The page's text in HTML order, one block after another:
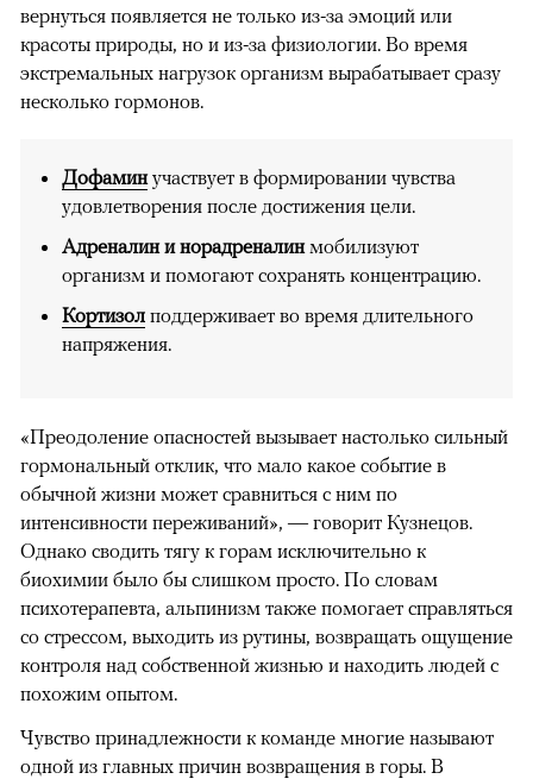
вернуться появляется не только из-за эмоций или
красоты природы, но и из-за физиологии. Во время
экстремальных нагрузок организм вырабатывает сразу
несколько гормонов.
Дофаминучаствует в формировании чувства
удовлетворения после достижения цели.
Адреналин и норадреналинмобилизуют
организм и помогают сохранять концентрацию.
Кортизол поддерживает во время длительного
напряжения.
«Преодоление опасностей вызывает настолько сильный
гормональный отклик, что мало какое событие в
обычной жизни может сравниться с ним по
интенсивности переживаний», — говорит Кузнецов.
Однако сводить тягу к горам исключительно к
биохимии было бы слишком просто. По словам
психотерапевта, альпинизм также помогает справляться
со стрессом, выходить из рутины, возвращать ощущение
контроля над собственной жизнью и находить людей с
похожим опытом.
Чувство принадлежности к команде многие называют
одной из главных причин возвращения в горы. В